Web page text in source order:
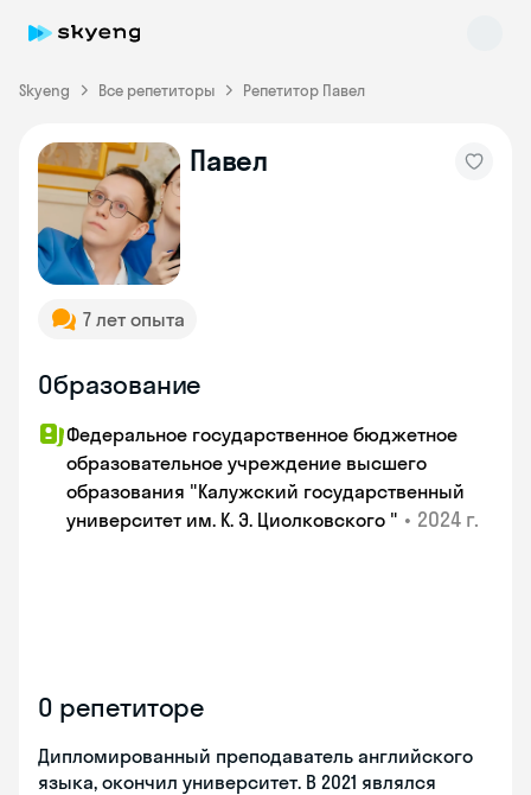
Skyeng Все репетиторы Репетитор Павел
Павел
7 лет опыта
Образование
Федеральное государственное бюджетное
образовательное учреждение высшего
образования "Калужский государственный
университет им. К. Э. Циолковского " • 2024 г.
О репетиторе
Дипломированный преподаватель английского
языка, окончил университет. В 2021 являлся
Skyeng Chat
online